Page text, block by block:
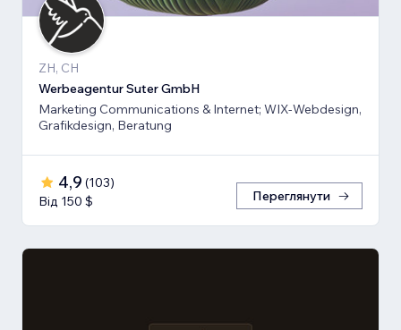
ZH, CH
Werbeagentur Suter GmbH
Marketing Communications & Internet; WIX-Webdesign,
Grafikdesign, Beratung
4,9 (103)
Від 150 $
Переглянути